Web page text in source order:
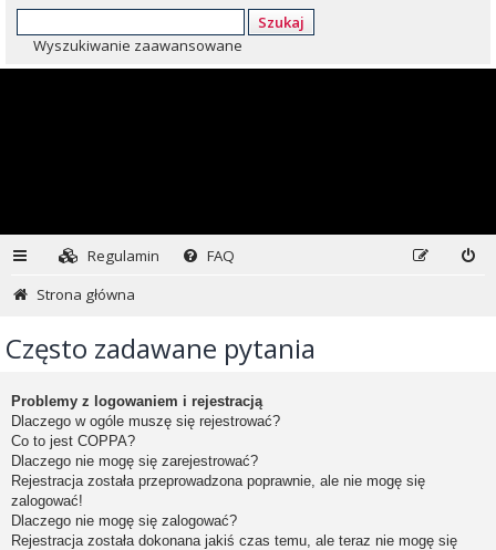
Szukaj
Wyszukiwanie zaawansowane
Regulamin
FAQ
Strona główna
Często zadawane pytania
Problemy z logowaniem i rejestracją
Dlaczego w ogóle muszę się rejestrować?
Co to jest COPPA?
Dlaczego nie mogę się zarejestrować?
Rejestracja została przeprowadzona poprawnie, ale nie mogę się
zalogować!
Dlaczego nie mogę się zalogować?
Rejestracja została dokonana jakiś czas temu, ale teraz nie mogę się